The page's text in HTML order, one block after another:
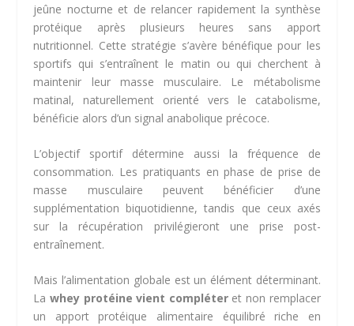
jeûne nocturne et de relancer rapidement la synthèse
protéique après plusieurs heures sans apport
nutritionnel. Cette stratégie s’avère bénéfique pour les
sportifs qui s’entraînent le matin ou qui cherchent à
maintenir leur masse musculaire. Le métabolisme
matinal, naturellement orienté vers le catabolisme,
bénéficie alors d’un signal anabolique précoce.
L’objectif sportif détermine aussi la fréquence de
consommation. Les pratiquants en phase de prise de
masse musculaire peuvent bénéficier d’une
supplémentation biquotidienne, tandis que ceux axés
sur la récupération privilégieront une prise post-
entraînement.
Mais l’alimentation globale est un élément déterminant.
Lawhey protéine vient compléteret non remplacer
un apport protéique alimentaire équilibré riche en